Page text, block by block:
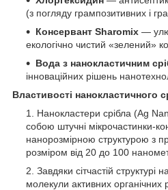
(з погляду грампозитивних і
Консервант Sharomix —
екологічно чистий «зелений»
Вода з нанокластичним
інноваційних рішень
Властивості нанокластичного
Нанокластери срібла (Ag
собою штучні мікрочастинки-
нанорозмірною структурою з
розміром від 20 до 100
Завдяки сітчастій структурі
молекули активних